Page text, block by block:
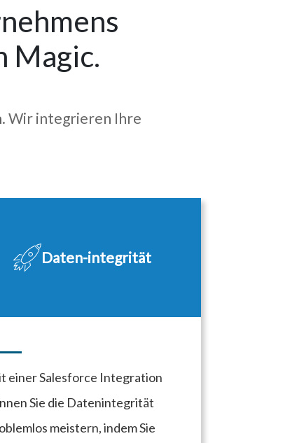
Magic.
Wir integrieren Ihre
Daten-integrität
einer Salesforce Integration
Sie die Datenintegrität
meistern, indem Sie